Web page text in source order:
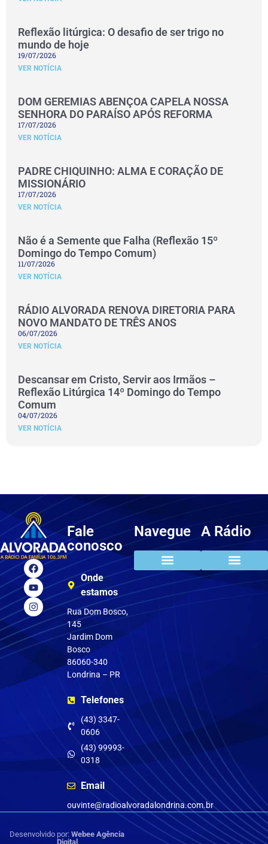
Reflexão litúrgica: O desafio de ser trigo no
mundo de hoje
19/07/2026
VER NOTÍCIA
DOM GEREMIAS ABENÇOA CAPELA NOSSA
SENHORA DO PARAÍSO APÓS REFORMA
17/07/2026
VER NOTÍCIA
PADRE CHIQUINHO: ALMA E CORAÇÃO DE
MISSIONÁRIO
17/07/2026
VER NOTÍCIA
Não é a Semente que Falha (Reflexão 15º
Domingo do Tempo Comum)
11/07/2026
VER NOTÍCIA
RÁDIO ALVORADA RENOVA DIRETORIA PARA
NOVO MANDATO DE TRÊS ANOS
06/07/2026
VER NOTÍCIA
Descansar em Cristo, Servir aos Irmãos –
Reflexão Litúrgica 14º Domingo do Tempo
Comum
04/07/2026
VER NOTÍCIA
Fale
conosco
Onde
estamos
Rua Dom Bosco,
145
Jardim Dom
Bosco
86060-340
Londrina – PR
Telefones
(43) 3347-
0606
(43) 99993-
0318
Email
ouvinte@radioalvoradalondrina.com.br
Navegue A Rádio
Desenvolvido por: Webee Agência
Digital